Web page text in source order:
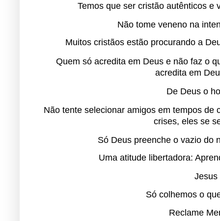
Temos que ser cristão autênticos e
Não tome veneno na
Muitos cristãos estão procurando a
Quem só acredita em Deus e não faz o
acredita em
De Deus o
Não tente selecionar amigos em tempos
crises, eles se
Só Deus preenche o vazio do
Uma atitude libertadora:
Jesus
Só colhemos o
Reclame